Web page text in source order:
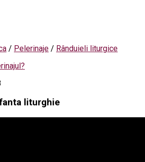
/ Pelerinaje / Rânduieli liturgice
liturghie